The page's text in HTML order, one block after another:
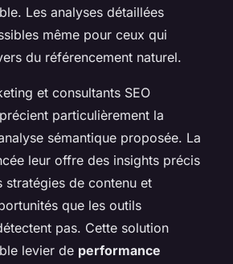
Les analyses détaillées
même pour ceux qui
du référencement naturel.
et consultants SEO
particulièrement la
sémantique proposée. La
leur offre des insights précis
stratégies de contenu et
que les outils
pas. Cette solution
levier de performance